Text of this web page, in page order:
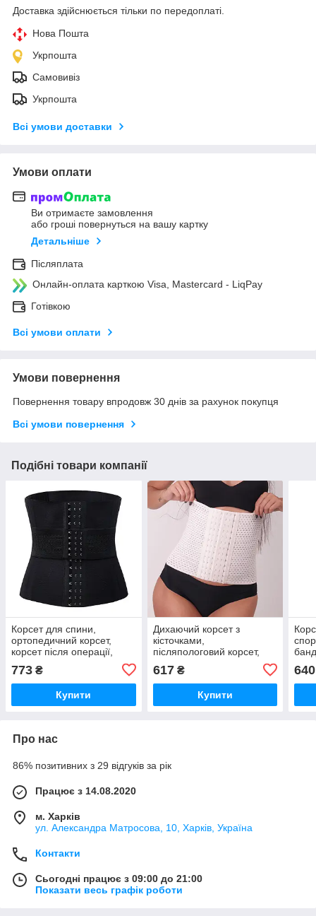
Доставка здійснюється тільки по передоплаті.
Нова Пошта
Укрпошта
Самовивіз
Укрпошта
Всі умови доставки
Умови оплати
Ви отримаєте замовлення
або гроші повернуться на вашу картку
Детальніше
Післяплата
Онлайн-оплата карткою Visa, Mastercard - LiqPay
Готівкою
Всі умови оплати
Умови повернення
Повернення товару впродовж 30 днів за рахунок покупця
Всі умови повернення
Подібні товари компанії
Корсет для спини,
ортопедичний корсет,
корсет після операції,
(5114)
773 ₴
Купити
Дихаючий корсет з
кісточками,
післяпологовий корсет,
стягуючий пояс на гачках,
бежевий корсет для
схуднення
617₴
Купити
640
Про нас
86% позитивних з 29 відгуків за рік
Працює з 14.08.2020
м. Харків
ул. Александра Матросова, 10, Харків, Україна
Контакти
Сьогодні працює з 09:00 до 21:00
Показати весь графік роботи